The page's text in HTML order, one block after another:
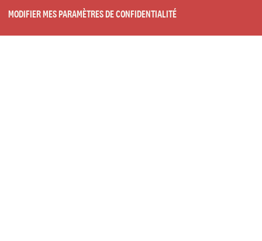
MODIFIER MES PARAMÈTRES DE CONFIDENTIALITÉ